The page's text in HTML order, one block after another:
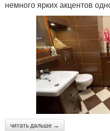
немного ярких акцентов
читать дальше →